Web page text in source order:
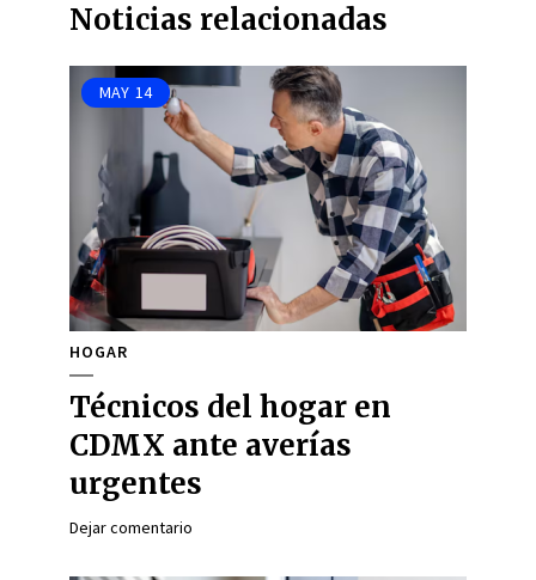
Noticias relacionadas
MAY 14
HOGAR
Técnicos del hogar en
CDMX ante averías
urgentes
Dejar comentario